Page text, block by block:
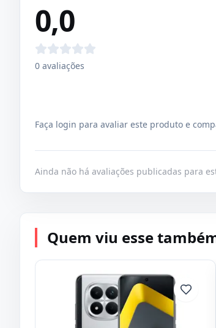
0,0
0 avaliações
Faça login para avaliar este produto e
Ainda não há avaliações publicadas para
Quem viu esse